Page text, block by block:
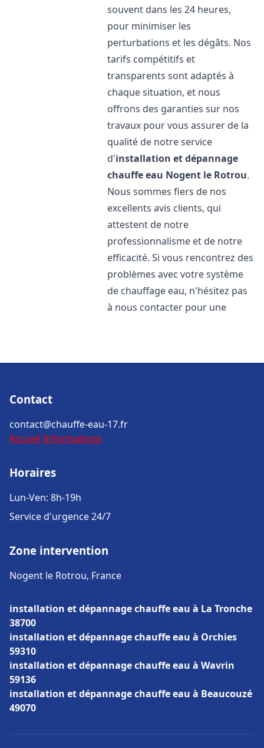
souvent dans les 24 heures,
pour minimiser les
perturbations et les dégâts. Nos
tarifs compétitifs et
transparents sont adaptés à
chaque situation, et nous
offrons des garanties sur nos
travaux pour vous assurer de la
qualité de notre service
d'installation et dépannage
chauffe eau Nogent le Rotrou.
Nous sommes fiers de nos
excellents avis clients, qui
attestent de notre
professionnalisme et de notre
efficacité. Si vous rencontrez des
problèmes avec votre système
de chauffage eau, n'hésitez pas
à nous contacter pour une
Contact
contact@chauffe-eau-17.fr
Accueil Informations
Horaires
Lun-Ven: 8h-19h
Service d'urgence 24/7
Zone intervention
Nogent le Rotrou, France
installation et dépannage chauffe eau à La Tronche
38700
installation et dépannage chauffe eau à Orchies
59310
installation et dépannage chauffe eau à Wavrin
59136
installation et dépannage chauffe eau à Beaucouzé
49070